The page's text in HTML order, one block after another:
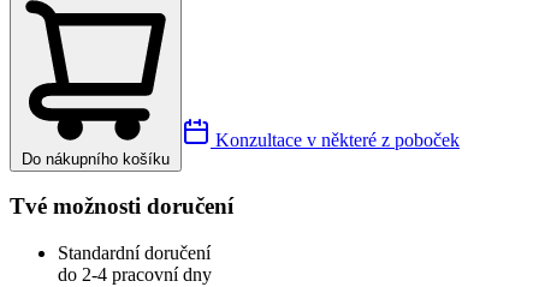
Do nákupního košíku
Konzultace v některé z poboček
Tvé možnosti doručení
Standardní doručení
do 2-4 pracovní dny